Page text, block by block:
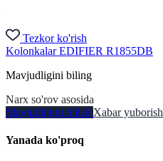
Tezkor ko'rish
Kolonkalar EDIFIER R1855DB
Mavjudligini biling
Narx so'rov asosida
Mavjudligini bilish Xabar yuborish
Yanada ko'proq